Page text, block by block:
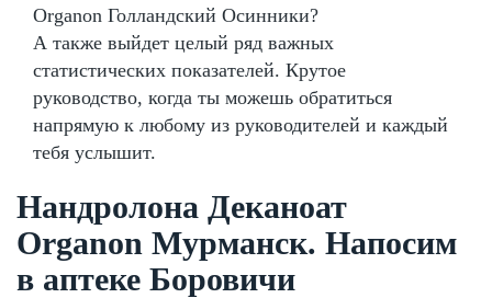
Organon Голландский Осинники?
А также выйдет целый ряд важных
статистических показателей. Крутое
руководство, когда ты можешь обратиться
напрямую к любому из руководителей и каждый
тебя услышит.
Нандролона Деканоат
Organon Мурманск. Напосим
в аптеке Боровичи